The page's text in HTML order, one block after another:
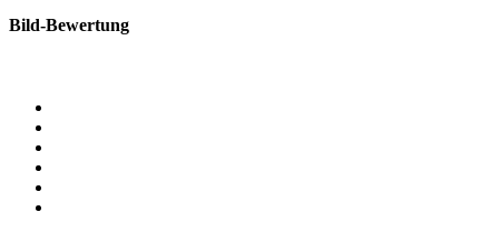
Bild-Bewertung